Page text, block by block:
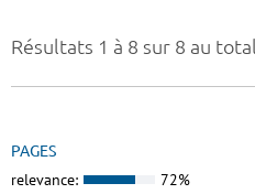
Résultats 1 à 8 sur 8 au total
PAGES
relevance: 72%